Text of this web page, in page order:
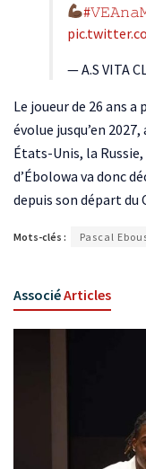
— A.S VITA
Le joueur de 26 ans
évolue jusqu’en
États-Unis, la
d’Ébolowa va donc
depuis son départ du
Mots-clés : Pascal
AssociéArticles